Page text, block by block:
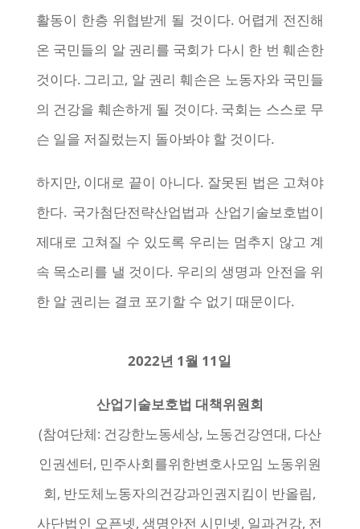
활동이 한층 위협받게 될 것이다. 어렵게 전진해
온 국민들의 알 권리를 국회가 다시 한 번 훼손한
것이다. 그리고, 알 권리 훼손은 노동자와 국민들
의 건강을 훼손하게 될 것이다. 국회는 스스로 무
슨 일을 저질렀는지 돌아봐야 할 것이다.
하지만, 이대로 끝이 아니다. 잘못된 법은 고쳐야
한다. 국가첨단전략산업법과 산업기술보호법이
제대로 고쳐질 수 있도록 우리는 멈추지 않고 계
속 목소리를 낼 것이다. 우리의 생명과 안전을 위
한 알 권리는 결코 포기할 수 없기 때문이다.
2022년 1월 11일
산업기술보호법 대책위원회
(참여단체: 건강한노동세상, 노동건강연대, 다산
인권센터, 민주사회를위한변호사모임 노동위원
회, 반도체노동자의건강과인권지킴이 반올림,
사단법인 오픈넷, 생명안전 시민넷, 일과건강, 전